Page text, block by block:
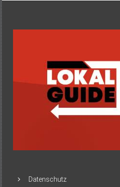
Datenschutz